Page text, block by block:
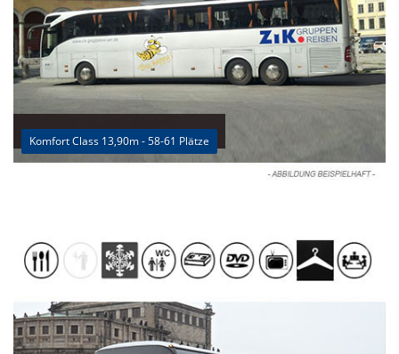
Komfort Class 13,90m - 58-61 Plätze